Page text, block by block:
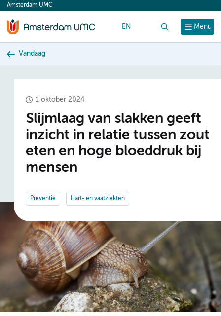
content
Menu
Amsterdam UMC
EN
Vandaag
1 oktober 2024
Slijmlaag van slakken geeft
inzicht in relatie tussen zout
eten en hoge bloeddruk bij
mensen
Preventie Hart- en vaatziekten